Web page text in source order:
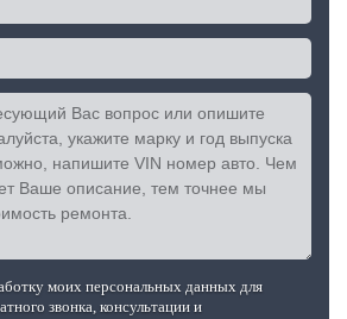
моих персональных данных для
звонка, консультации и